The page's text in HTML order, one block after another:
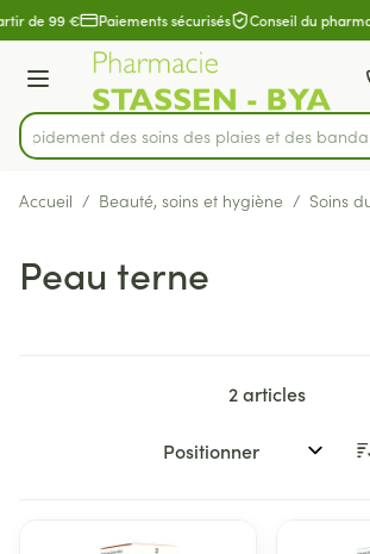
Aller au contenu
1 de 1
de 99 € Paiements sécurisés Conseil du
Menu
Rechercher
rapidement des soins des plaies et des b
Accueil / Beauté, soins et hygiène / Soins
Peau terne
2articles
Trier par: